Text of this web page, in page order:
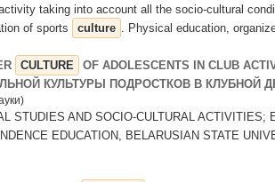
taking into account all the socio-cultural
of sports
culture . Physical education,
CULTURE
OF ADOLESCENTS IN CLUB
КУЛЬТУРЫ ПОДРОСТКОВ В КЛУБНОЙ
STUDIES AND SOCIO-CULTURAL ACTIVITIES;
EDUCATION, BELARUSIAN STATE